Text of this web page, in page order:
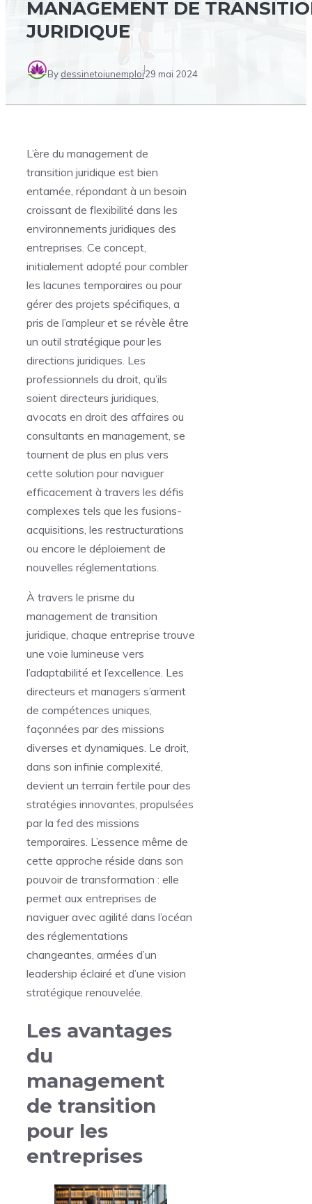
MANAGEMENT DE
JURIDIQUE
By dessinetoiunemploi29 mai 2024
L’ère du management de
transition juridique est bien
entamée, répondant à un besoin
croissant de flexibilité dans les
environnements juridiques des
entreprises. Ce concept,
initialement adopté pour combler
les lacunes temporaires ou pour
gérer des projets spécifiques, a
pris de l’ampleur et se révèle être
un outil stratégique pour les
directions juridiques. Les
professionnels du droit, qu’ils
soient directeurs juridiques,
avocats en droit des affaires ou
consultants en management, se
tournent de plus en plus vers
cette solution pour naviguer
efficacement à travers les défis
complexes tels que les fusions-
acquisitions, les restructurations
ou encore le déploiement de
nouvelles réglementations.
À travers le prisme du
management de transition
juridique, chaque entreprise trouve
une voie lumineuse vers
l’adaptabilité et l’excellence. Les
directeurs et managers s’arment
de compétences uniques,
façonnées par des missions
diverses et dynamiques. Le droit,
dans son infinie complexité,
devient un terrain fertile pour des
stratégies innovantes, propulsées
par la fed des missions
temporaires. L’essence même de
cette approche réside dans son
pouvoir de transformation : elle
permet aux entreprises de
naviguer avec agilité dans l’océan
des réglementations
changeantes, armées d’un
leadership éclairé et d’une vision
stratégique renouvelée.
Les avantages
du
management
de transition
pour les
entreprises